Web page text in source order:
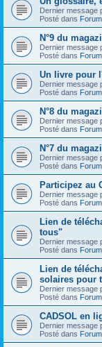
Dernier message
Posté dans Forum
N°9 du
Dernier message
Posté dans Forum
Un livre pour
Dernier message
Posté dans Forum
N°8 du
Dernier message
Posté dans Forum
N°7 du
Dernier message
Posté dans Forum
Participez au
Dernier message
Posté dans Forum
Lien de
tous"
Dernier message
Posté dans Forum
Lien de
solaires pour
Dernier message
Posté dans Forum
CADSOL en
Dernier message
Posté dans Forum